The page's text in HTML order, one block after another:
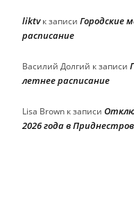
liktvк записи Городские
расписание
Василий Долгий к записи
летнее расписание
Lisa Brown к записи
2026 года в